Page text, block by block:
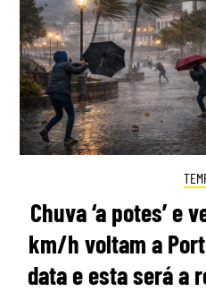
Chuva ‘a potes’ e
km/h voltam a
data e esta será a